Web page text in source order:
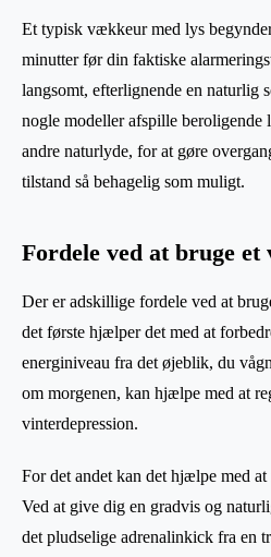
Et typisk vækkeur med lys
minutter før din faktiske
langsomt, efterlignende en naturlig
nogle modeller afspille beroligende
andre naturlyde, for at gøre
tilstand så behagelig som muligt.
Fordele ved at bruge
Der er adskillige fordele ved at
det første hjælper det med at
energiniveau fra det øjeblik, du
om morgenen, kan hjælpe med at
vinterdepression.
For det andet kan det hjælpe med
Ved at give dig en gradvis og
det pludselige adrenalinkick fra en